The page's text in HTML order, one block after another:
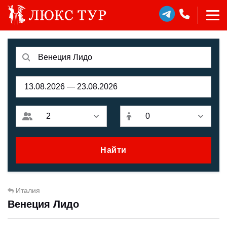
Найти
Италия
Венеция Лидо